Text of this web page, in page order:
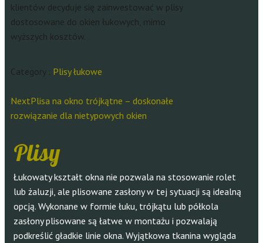
klientów decyduje się zainwestować w plisy
dostosowane do okien łukowych, mimo
wyższych kosztów.
Category : Plisy łukowe
NextPlisa na okno trójkątne – doskonałe
rozwiązanie dla nietypowych okien
Plisy
Łukowaty kształt okna nie pozwala na stosowanie rolet
lub żaluzji, ale plisowane zasłony w tej sytuacji są idealną
opcją. Wykonane w formie łuku, trójkątu lub półkola
zasłony plisowane są łatwe w montażu i pozwalają
podkreślić gładkie linie okna. Wyjątkowa tkanina wygląda